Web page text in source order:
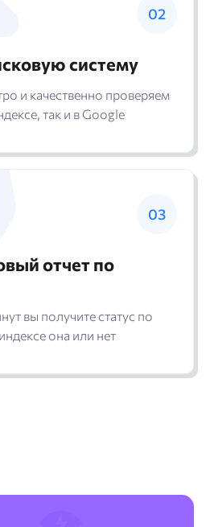
систему
и качественно проверяем
так и в Google
отчет по
вы получите статус по
она или нет